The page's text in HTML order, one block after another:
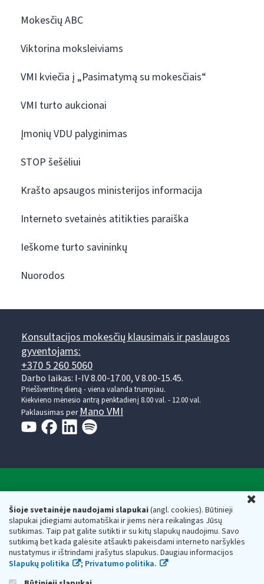
Šioje svetainėje naudojami slapukai(angl. cookies). Būtinieji
slapukai įdiegiami automatiškai ir jiems nėra reikalingas Jūsų
sutikimas. Taip pat galite sutikti ir su kitų slapukų naudojimu. Savo
sutikimą bet kada galėsite atšaukti pakeisdami interneto naršyklės
nustatymus ir ištrindami įrašytus slapukus. Daugiau informacijos
Slapukų politika
; Privatumo politika.
Mokesčių ABC
Viktorina moksleiviams
VMI kviečia į „Pasimatymą su mokesčiais“
VMI turto aukcionai
Įmonių VDU palyginimas
STOP šešėliui
Krašto apsaugos ministerijos informacija
Interneto svetainės atitikties paraiška
Ieškome turto savininkų
Nuorodos
Konsultacijos mokesčių klausimais ir paslaugos
gyventojams:
+370 5 260 5060
Darbo laikas: I-IV 8.00-17.00, V 8.00-15.45.
Prieššventinę dieną - viena valanda trumpiau.
Kiekvieno mėnesio antrą penktadienį 8.00 val. - 12.00 val.
Paklausimas per Mano VMI
Respublikos finansų ministerijos
Biudžetinė įstaiga. Juridinio asmens kodas — 188659752,
adresas: Vasario 16-osios g. 14, 01107 Vilnius, Lietuva, el.paštas:
vmi@vmi.lt, E. pristatymo dėžutės adresas 188659752
Duomenys apie Valstybinę mokesčių inspekciją prie Lietuvos
Respublikos finansų ministerijos kaupiami ir saugomi Juridinių